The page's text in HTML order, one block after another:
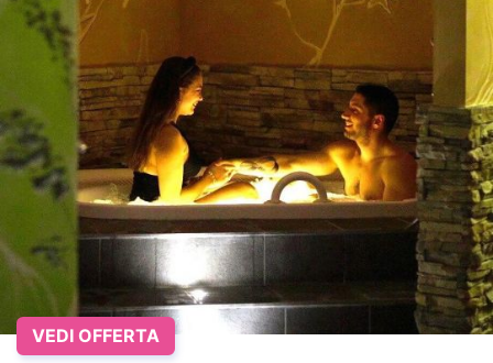
VEDI OFFERTA